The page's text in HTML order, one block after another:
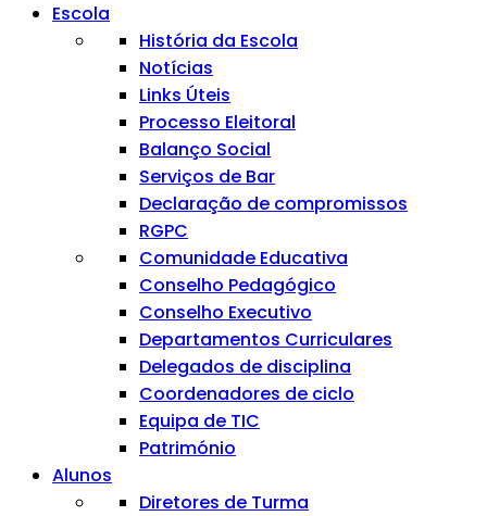
Escola
História da Escola
Notícias
Links Úteis
Processo Eleitoral
Balanço Social
Serviços de Bar
Declaração de compromissos
RGPC
Comunidade Educativa
Conselho Pedagógico
Conselho Executivo
Departamentos Curriculares
Delegados de disciplina
Coordenadores de ciclo
Equipa de TIC
Património
Alunos
Diretores de Turma